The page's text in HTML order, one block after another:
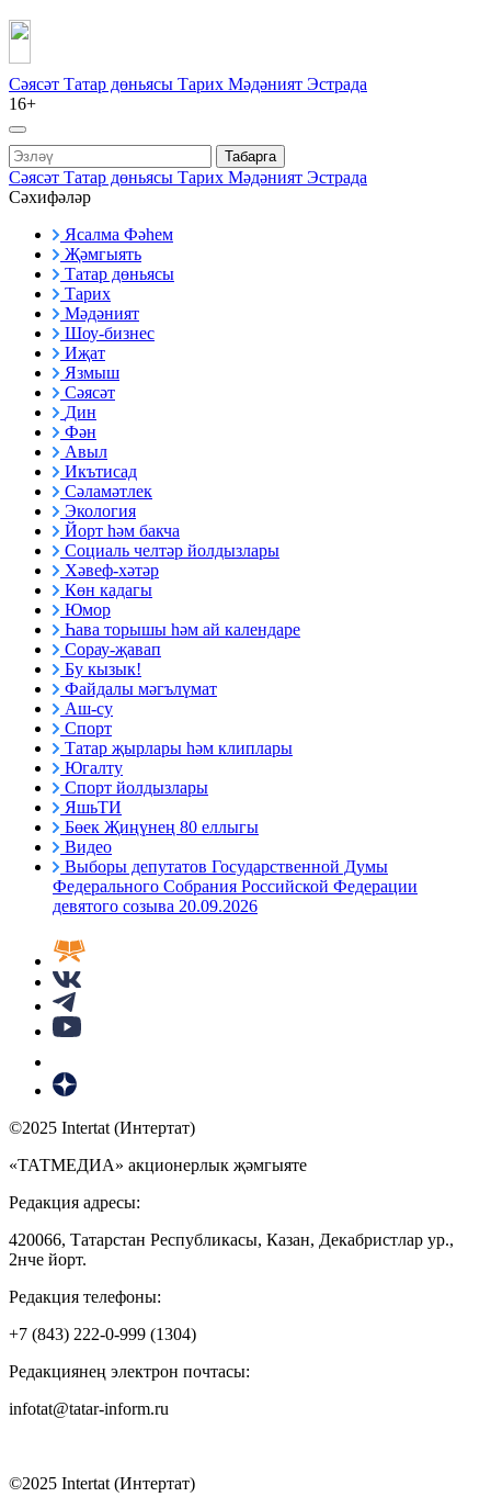
Сәясәт Татар дөньясы Тарих Мәдәният Эстрада
16+
Табарга
Сәясәт Татар дөньясы Тарих Мәдәният Эстрада
Сәхифәләр
Ясалма Фәһем
Җәмгыять
Татар дөньясы
Тарих
Мәдәният
Шоу-бизнес
Иҗат
Язмыш
Сәясәт
Дин
Фән
Авыл
Икътисад
Сәламәтлек
Экология
Йорт һәм бакча
Социаль челтәр йолдызлары
Хәвеф-хәтәр
Көн кадагы
Юмор
Һава торышы һәм ай календаре
Сорау-җавап
Бу кызык!
Файдалы мәгълүмат
Аш-су
Спорт
Татар җырлары һәм клиплары
Югалту
Спорт йолдызлары
ЯшьТИ
Бөек Җиңүнең 80 еллыгы
Видео
Выборы депутатов Государственной Думы
Федерального Собрания Российской Федерации
девятого созыва 20.09.2026
©2025 Intertat (Интертат)
«ТАТМЕДИА» акционерлык җәмгыяте
Редакция адресы:
420066, Татарстан Республикасы, Казан, Декабристлар ур.,
2нче йорт.
Редакция телефоны:
+7 (843) 222-0-999 (1304)
Редакциянең электрон почтасы:
infotat@tatar-inform.ru
©2025 Intertat (Интертат)